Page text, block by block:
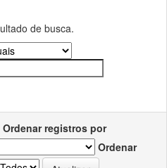
de busca.
Ordenar registros por
Ordenar